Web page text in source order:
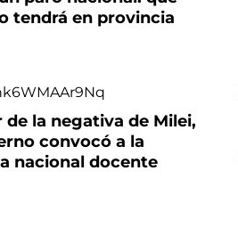
tendrá en provincia
de la negativa de Milei,
convocó a la
nacional docente